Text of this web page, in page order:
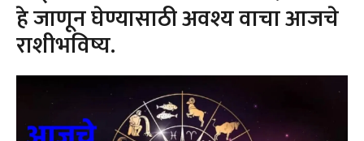
हे जाणून घेण्यासाठी अवश्य वाचा आजचे
राशीभविष्य.